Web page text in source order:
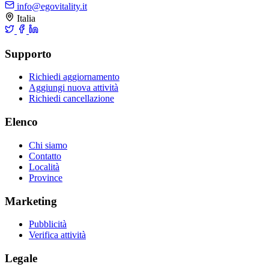
info@egovitality.it
Italia
Supporto
Richiedi aggiornamento
Aggiungi nuova attività
Richiedi cancellazione
Elenco
Chi siamo
Contatto
Località
Province
Marketing
Pubblicità
Verifica attività
Legale